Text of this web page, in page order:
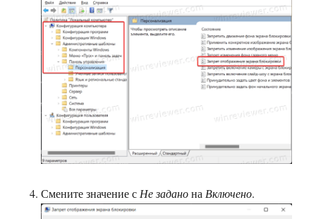
Смените значение сНе заданонаВключено.